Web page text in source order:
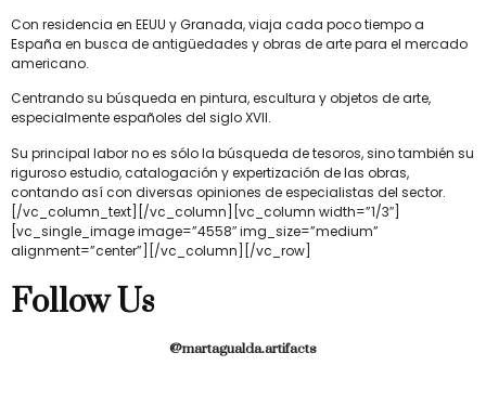
Con residencia en EEUU y Granada, viaja cada poco tiempo a
España en busca de antigüedades y obras de arte para el mercado
americano.
Centrando su búsqueda en pintura, escultura y objetos de arte,
especialmente españoles del siglo XVII.
Su principal labor no es sólo la búsqueda de tesoros, sino también su
riguroso estudio, catalogación y expertización de las obras,
contando así con diversas opiniones de especialistas del sector.
[/vc_column_text][/vc_column][vc_column width=”1/3″]
[vc_single_image image=”4558″ img_size=”medium”
alignment=”center”][/vc_column][/vc_row]
Follow Us
@martagualda.artifacts